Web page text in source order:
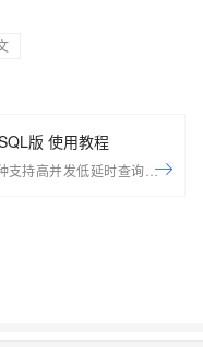
阿里云云原生数据仓库AnalyticDB MySQL版 使用教程
支持高并发低延时查询的新